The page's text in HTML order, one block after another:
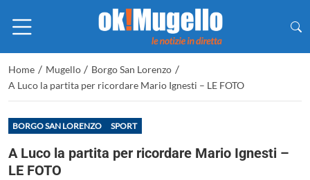
Home / Mugello / Borgo San Lorenzo /
A Luco la partita per ricordare Mario Ignesti – LE FOTO
BORGO SAN LORENZO SPORT
A Luco la partita per ricordare Mario Ignesti –
LE FOTO